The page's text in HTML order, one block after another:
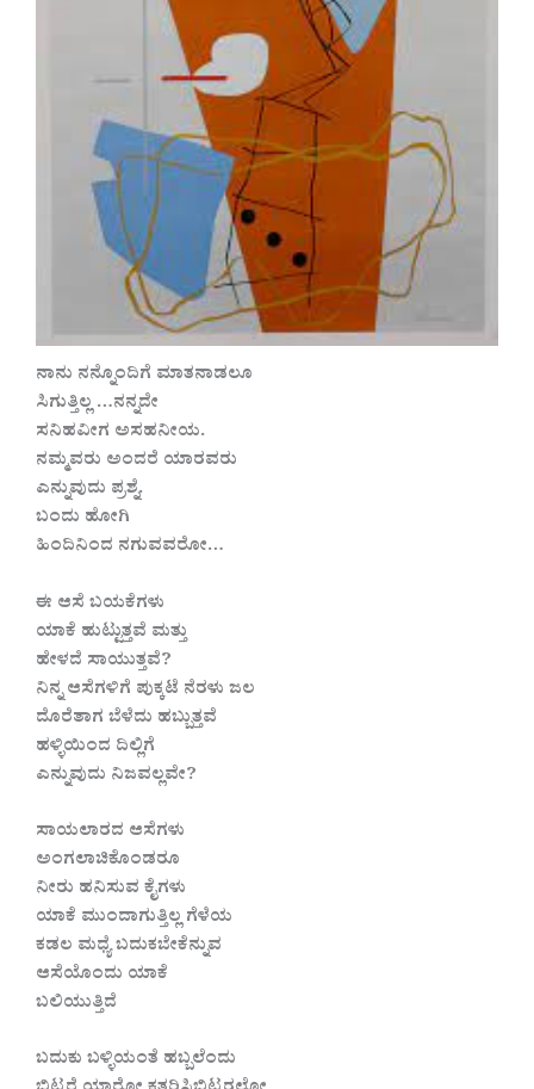
ನಾನು ನನ್ನೊಂದಿಗೆ ಮಾತನಾಡಲೂ
ಸಿಗುತ್ತಿಲ್ಲ …ನನ್ನದೇ
ಸನಿಹವೀಗ ಅಸಹನೀಯ.
ನಮ್ಮವರು ಅಂದರೆ ಯಾರವರು
ಎನ್ನುವುದು ಪ್ರಶ್ನೆ.
ಬಂದು ಹೋಗಿ
ಹಿಂದಿನಿಂದ ನಗುವವರೋ…
ಈ ಆಸೆ ಬಯಕೆಗಳು
ಯಾಕೆ ಹುಟ್ಟುತ್ತವೆ ಮತ್ತು
ಹೇಳದೆ ಸಾಯುತ್ತವೆ?
ನಿನ್ನ ಆಸೆಗಳಿಗೆ ಪುಕ್ಕಟೆ ನೆರಳು ಜಲ
ದೊರೆತಾಗ ಬೆಳೆದು ಹಬ್ಬುತ್ತವೆ
ಹಳ್ಳಿಯಿಂದ ದಿಲ್ಲಿಗೆ
ಎನ್ನುವುದು ನಿಜವಲ್ಲವೇ?
ಸಾಯಲಾರದ ಆಸೆಗಳು
ಅಂಗಲಾಚಿಕೊಂಡರೂ
ನೀರು ಹನಿಸುವ ಕೈಗಳು
ಯಾಕೆ ಮುಂದಾಗುತ್ತಿಲ್ಲ ಗೆಳೆಯ
ಕಡಲ ಮಧ್ಯೆ ಬದುಕಬೇಕೆನ್ನುವ
ಆಸೆಯೊಂದು ಯಾಕೆ
ಬಲಿಯುತ್ತಿದೆ
ಬದುಕು ಬಳ್ಳಿಯಂತೆ ಹಬ್ಬಲೆಂದು